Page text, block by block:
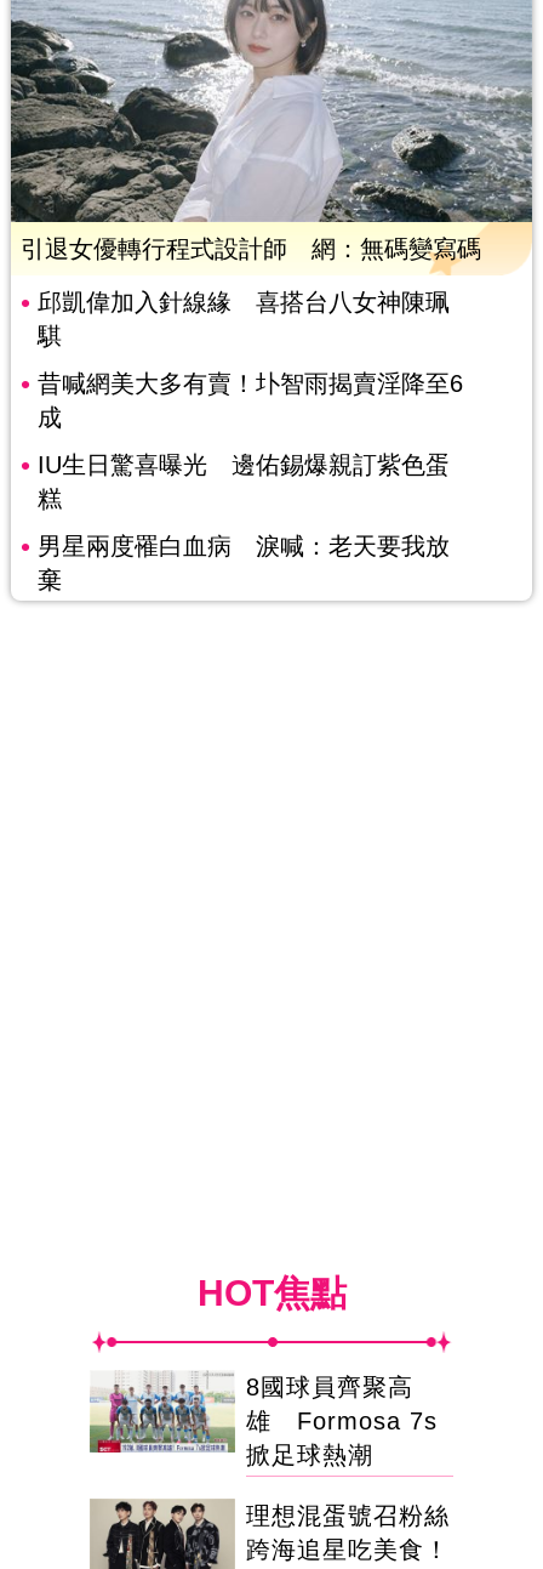
引退女優轉行程式設計師 網：無碼變寫碼
邱凱偉加入針線緣 喜搭台八女神陳珮
騏
昔喊網美大多有賣！圤智雨揭賣淫降至6
成
IU生日驚喜曝光 邊佑錫爆親訂紫色蛋
糕
男星兩度罹白血病 淚喊：老天要我放
棄
HOT焦點
8國球員齊聚高
雄 Formosa 7s
掀足球熱潮
理想混蛋號召粉絲
跨海追星吃美食！